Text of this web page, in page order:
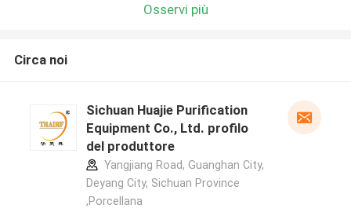
Osservi più
Circa noi
Sichuan Huajie Purification
Equipment Co., Ltd. profilo
del produttore
Yangjiang Road, Guanghan City,
Deyang City, Sichuan Province
,Porcellana